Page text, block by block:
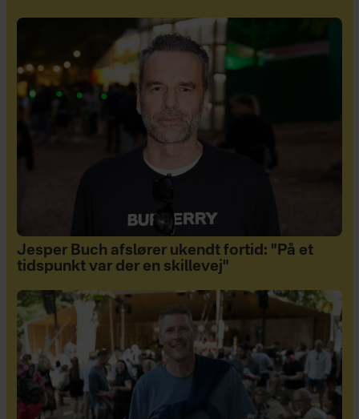
Jesper Buch afslører ukendt fortid: "På et
tidspunkt var der en skillevej"